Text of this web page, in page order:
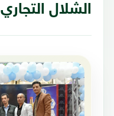
الشلال التجاري